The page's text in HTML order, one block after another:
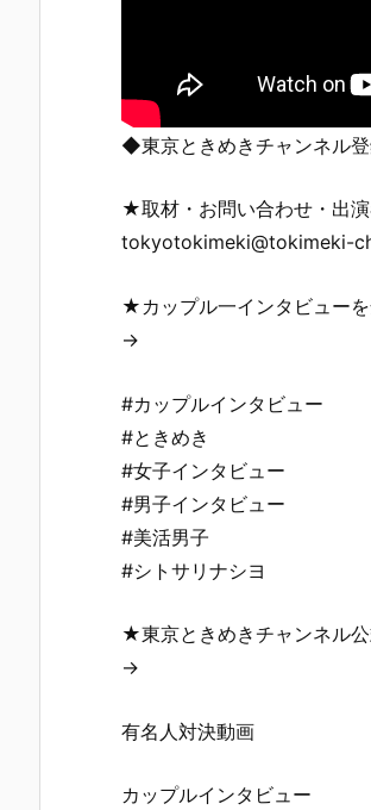
◆東京ときめきチャンネル
★取材・お問い合わせ・出
tokyotokimeki@tokimeki-
★カップル一インタビュー
→
#カップルインタビュー
#ときめき
#女子インタビュー
#男子インタビュー
#美活男子
#シトサリナシヨ
★東京ときめきチャンネル
→
有名人対決動画
カップルインタビュー